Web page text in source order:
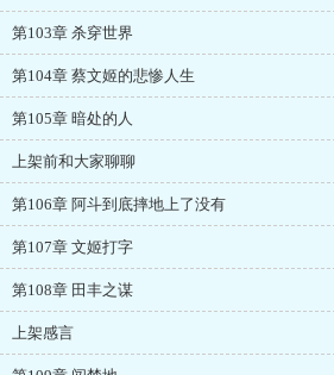
第103章 杀穿世界
第104章 蔡文姬的悲惨人生
第105章 暗处的人
上架前和大家聊聊
第106章 阿斗到底摔地上了没有
第107章 文姬打字
第108章 田丰之谋
上架感言